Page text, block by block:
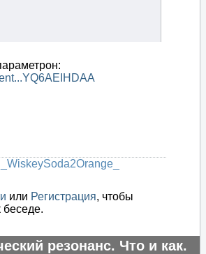
_WiskeySoda2Orange_
или Регистрация, чтобы
беседе.
резонанс. Что и как.